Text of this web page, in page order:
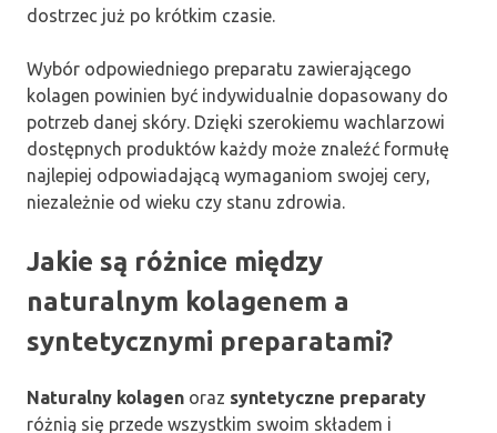
dostrzec już po krótkim czasie.
Wybór odpowiedniego preparatu zawierającego
kolagen powinien być indywidualnie dopasowany do
potrzeb danej skóry. Dzięki szerokiemu wachlarzowi
dostępnych produktów każdy może znaleźć formułę
najlepiej odpowiadającą wymaganiom swojej cery,
niezależnie od wieku czy stanu zdrowia.
Jakie są różnice między
naturalnym kolagenem a
syntetycznymi preparatami?
Naturalny kolagen oraz syntetyczne preparaty
różnią się przede wszystkim swoim składem i